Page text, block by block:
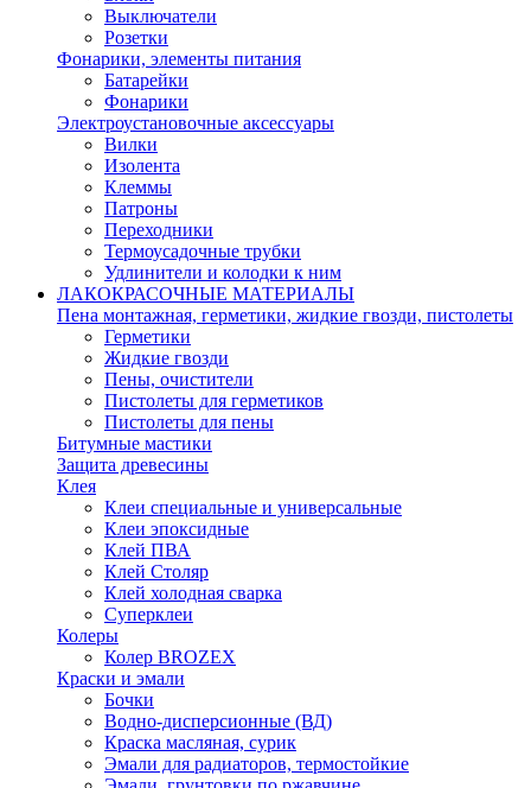
Выключатели
Розетки
Фонарики, элементы питания
Батарейки
Фонарики
Электроустановочные аксессуары
Вилки
Изолента
Клеммы
Патроны
Переходники
Термоусадочные трубки
Удлинители и колодки к ним
ЛАКОКРАСОЧНЫЕ МАТЕРИАЛЫ
Пена монтажная, герметики, жидкие гвозди, пистолеты
Герметики
Жидкие гвозди
Пены, очистители
Пистолеты для герметиков
Пистолеты для пены
Битумные мастики
Защита древесины
Клея
Клеи специальные и универсальные
Клеи эпоксидные
Клей ПВА
Клей Столяр
Клей холодная сварка
Суперклеи
Колеры
Колер BROZEX
Краски и эмали
Бочки
Водно-дисперсионные (ВД)
Краска масляная, сурик
Эмали для радиаторов, термостойкие